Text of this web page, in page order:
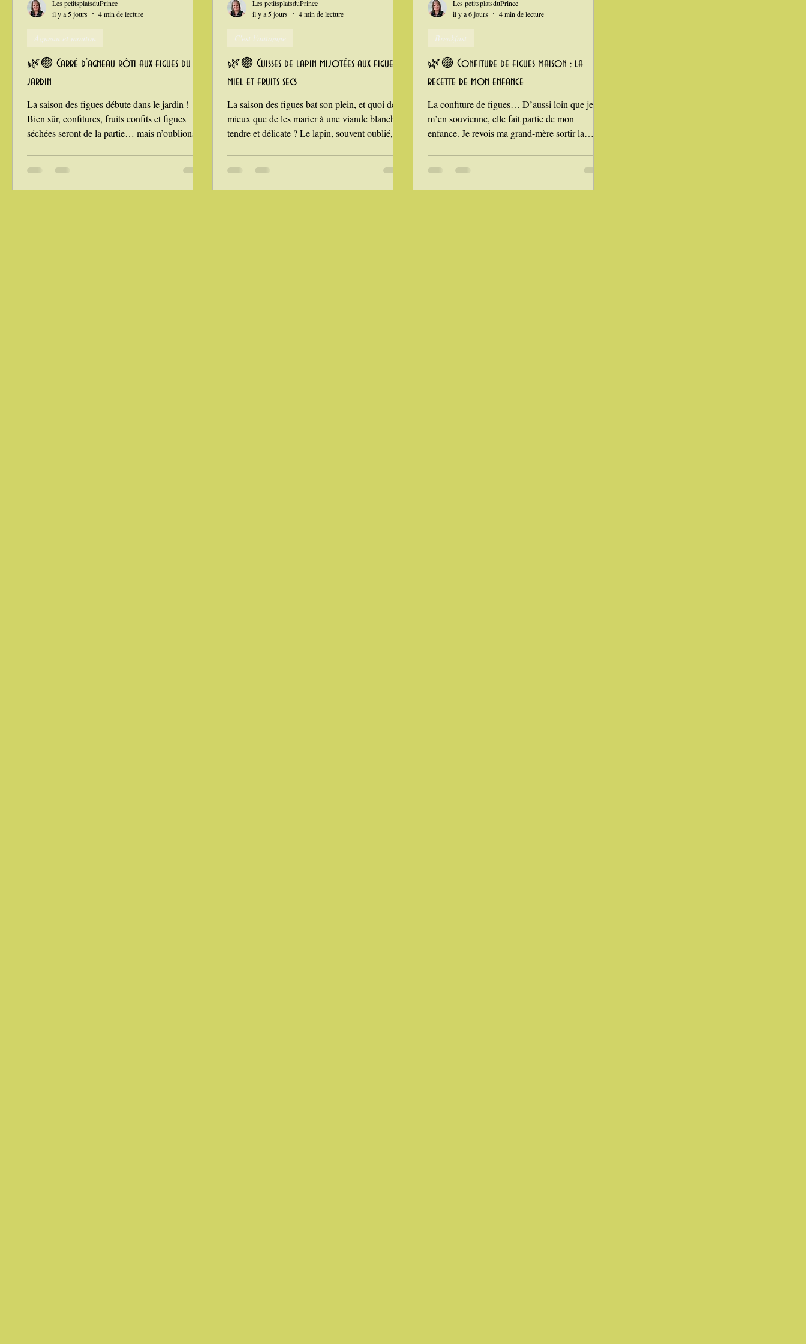
🌿🟣 Carré d’agneau rôti aux figues du
jardin
La saison des figues débute dans le jardin !
Bien sûr, confitures, fruits confits et figues
séchées seront de la partie… mais n’oublions
et raisins, ou encore le magret de canard aux
figues et Floc de Gascogne : la volaille et la
Agneau et mouton
Les petitsplatsduPrince
il y a 5 jours
4 min de lecture
🌿🟣 Cuisses de lapin mijotées aux figues,
miel et fruits secs
La saison des figues bat son plein, et quoi de
mieux que de les marier à une viande blanche
tendre et délicate ? Le lapin, souvent oublié, est
une version sucré‑salé gourmande et parfumée :
des cuisses de lapin mijotées avec des figues
C'est l'automne
Les petitsplatsduPrince
il y a 5 jours
4 min de lecture
🌿🟣 Confiture de figues maison : la
recette de mon enfance
La confiture de figues… D’aussi loin que je
m’en souvienne, elle fait partie de mon
enfance. Je revois ma grand-mère sortir la
fraîchement cueillies dans les figuiers du jardin.
Mon plaisir était de la voir remuer la confiture
Breakfast
Les petitsplatsduPrince
il y a 6 jours
4 min de lecture